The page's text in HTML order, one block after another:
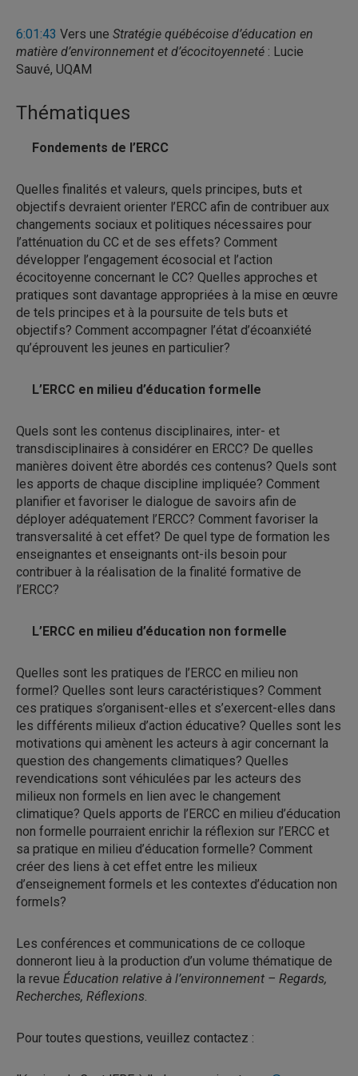
6:01:43 Vers une Stratégie québécoise d’éducation en
matière d’environnement et d’écocitoyenneté : Lucie
Sauvé, UQAM
Thématiques
Fondements de l’ERCC
Quelles finalités et valeurs, quels principes, buts et
objectifs devraient orienter l’ERCC afin de contribuer aux
changements sociaux et politiques nécessaires pour
l’atténuation du CC et de ses effets? Comment
développer l’engagement écosocial et l’action
écocitoyenne concernant le CC? Quelles approches et
pratiques sont davantage appropriées à la mise en œuvre
de tels principes et à la poursuite de tels buts et
objectifs? Comment accompagner l’état d’écoanxiété
qu’éprouvent les jeunes en particulier?
L’ERCC en milieu d’éducation formelle
Quels sont les contenus disciplinaires, inter- et
transdisciplinaires à considérer en ERCC? De quelles
manières doivent être abordés ces contenus? Quels sont
les apports de chaque discipline impliquée? Comment
planifier et favoriser le dialogue de savoirs afin de
déployer adéquatement l’ERCC? Comment favoriser la
transversalité à cet effet? De quel type de formation les
enseignantes et enseignants ont-ils besoin pour
contribuer à la réalisation de la finalité formative de
l’ERCC?
L’ERCC en milieu d’éducation non formelle
Quelles sont les pratiques de l’ERCC en milieu non
formel? Quelles sont leurs caractéristiques? Comment
ces pratiques s’organisent-elles et s’exercent-elles dans
les différents milieux d’action éducative? Quelles sont les
motivations qui amènent les acteurs à agir concernant la
question des changements climatiques? Quelles
revendications sont véhiculées par les acteurs des
milieux non formels en lien avec le changement
climatique? Quels apports de l’ERCC en milieu d’éducation
non formelle pourraient enrichir la réflexion sur l’ERCC et
sa pratique en milieu d’éducation formelle? Comment
créer des liens à cet effet entre les milieux
d’enseignement formels et les contextes d’éducation non
formels?
Les conférences et communications de ce colloque
donneront lieu à la production d’un volume thématique de
la revue Éducation relative à l’environnement – Regards,
Recherches, Réflexions.
Pour toutes questions, veuillez contactez :